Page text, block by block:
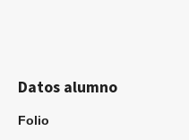
Datos alumno
Folio